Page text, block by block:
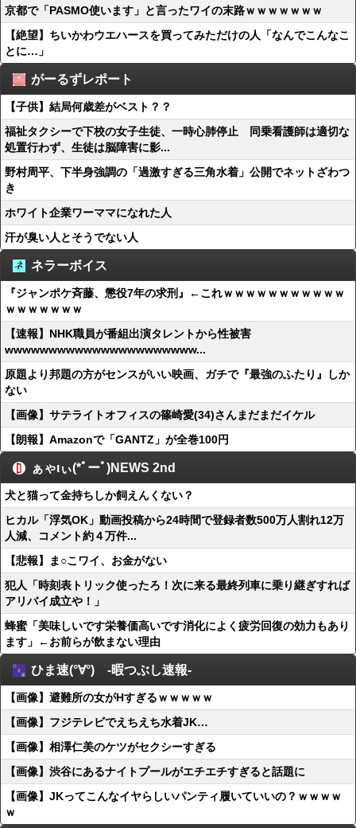
京都で「PASMO使います」と言ったワイの末路ｗｗｗｗｗｗｗ
【絶望】ちいかわウエハースを買ってみただけの人「なんでこんなこ
とに…」
がーるずレポート
【子供】結局何歳差がベスト？？
福祉タクシーで下校の女子生徒、一時心肺停止 同乗看護師は適切な
処置行わず、生徒は脳障害に影...
野村周平、下半身強調の「過激すぎる三角水着」公開でネットざわつ
き
ホワイト企業ワーママになれた人
汗が臭い人とそうでない人
ネラーボイス
『ジャンポケ斉藤、懲役7年の求刑』←これｗｗｗｗｗｗｗｗｗｗｗ
ｗｗｗｗｗｗｗ
【速報】NHK職員が番組出演タレントから性被害
wwwwwwwwwwwwwwwwwwwwww...
原題より邦題の方がセンスがいい映画、ガチで『最強のふたり』しか
ない
【画像】サテライトオフィスの篠崎愛(34)さんまだまだイケル
【朗報】Amazonで「GANTZ」が全巻100円
ぁゃιぃ(*ﾟーﾟ)NEWS 2nd
犬と猫って金持ちしか飼えんくない？
ヒカル「浮気OK」動画投稿から24時間で登録者数500万人割れ12万
人減、コメント約４万件...
【悲報】ま○こワイ、お金がない
犯人「時刻表トリック使ったろ！次に来る最終列車に乗り継ぎすれば
アリバイ成立や！」
蜂蜜「美味しいです栄養価高いです消化によく疲労回復の効力もあり
ます」←お前らが飲まない理由
ひま速(°∀°) -暇つぶし速報-
【画像】避難所の女がHすぎるｗｗｗｗｗ
【画像】フジテレビでえちえち水着JK…
【画像】相澤仁美のケツがセクシーすぎる
【画像】渋谷にあるナイトプールがエチエチすぎると話題に
【画像】JKってこんなイヤらしいパンティ履いていいの？ｗｗｗｗ
ｗ